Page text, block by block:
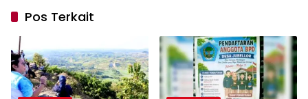
Pos Terkait